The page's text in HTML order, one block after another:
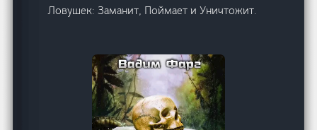
Ловушек: Заманит, Поймает и Уничтожит.